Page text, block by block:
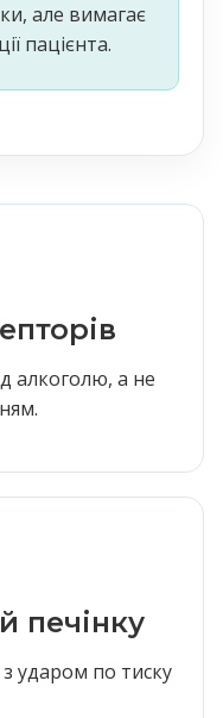
але вимагає
пацієнта.
алкоголю, а не
печінку
ударом по тиску